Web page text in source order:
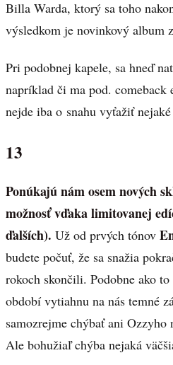
Billa Warda, ktorý sa toho
výsledkom je novinkový album
Pri podobnej kapele, sa hneď
napríklad či ma pod. comeback
nejde iba o snahu vyťažiť
13
Ponúkajú nám osem nových
možnosť vďaka limitovanej
ďalších). Už od prvých tónov
budete počuť, že sa snažia
rokoch skončili. Podobne ako
období vytiahnu na nás temné
samozrejme chýbať ani Ozzyho
Ale bohužiaľ chýba nejaká